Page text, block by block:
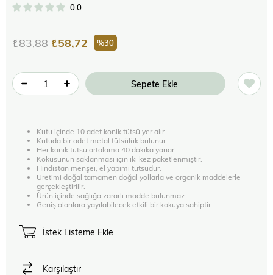
0.0
₺83,88 ₺58,72 30
Kutu içinde 10 adet konik tütsü yer alır.
Kutuda bir adet metal tütsülük bulunur.
Her konik tütsü ortalama 40 dakika yanar.
Kokusunun saklanması için iki kez paketlenmiştir.
Hindistan menşei, el yapımı tütsüdür.
Üretimi doğal tamamen doğal yollarla ve organik maddelerle
gerçekleştirilir.
Ürün içinde sağlığa zararlı madde bulunmaz.
Geniş alanlara yayılabilecek etkili bir kokuya sahiptir.
İstek Listeme Ekle
Karşılaştır